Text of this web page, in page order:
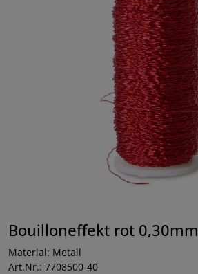
Bouilloneffekt rot 0,30mm
Material: Metall
Art.Nr.: 7708500-40